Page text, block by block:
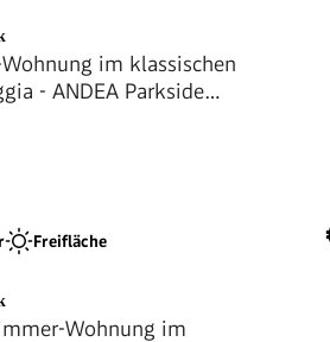
im klassischen
- ANDEA Parkside
Freifläche
Wohnung im